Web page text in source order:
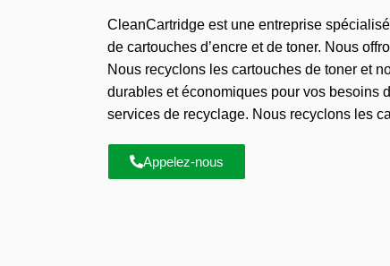
CleanCartridge est une entreprise
de cartouches d’encre et de toner. Nous
Nous recyclons les cartouches de toner et
durables et économiques pour vos besoins
services de recyclage. Nous recyclons les
Appelez-nous